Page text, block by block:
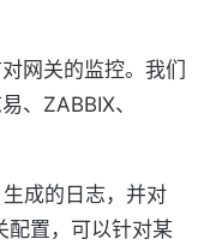
网关的监控。我们
、ZABBIX、
成的日志，并对
配置，可以针对某